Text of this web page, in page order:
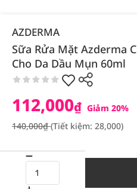
AZDERMA
Sữa Rửa Mặt Azderma
Cho Da Dầu Mụn 60ml
112,000₫ Giảm 20%
140,000₫(Tiết kiệm: 28,000)